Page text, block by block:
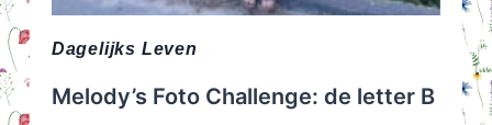
Dagelijks Leven
Melody’s Foto Challenge: de letter B